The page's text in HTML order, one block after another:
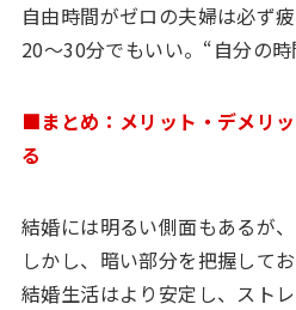
自由時間がゼロの夫婦は必ず疲
20〜30分でもいい。“自分の時
■まとめ：メリット・デメリ
る
結婚には明るい側面もあるが、
しかし、暗い部分を把握してお
結婚生活はより安定し、ストレ